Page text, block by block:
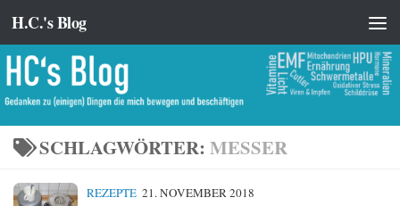
Zum Inhalt springen
H.C.'s Blog
SCHLAGWÖRTER: MESSER
REZEPTE 21. NOVEMBER 2018